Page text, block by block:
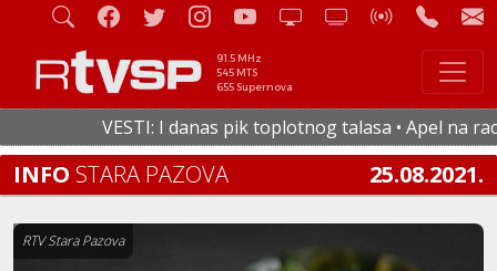
91.5 MHz
545 MTS
655 Supernova
VESTI: I danas pik toplotnog talasa • Apel na
INFO STARA PAZOVA 25.08.2021.
RTV Stara Pazova